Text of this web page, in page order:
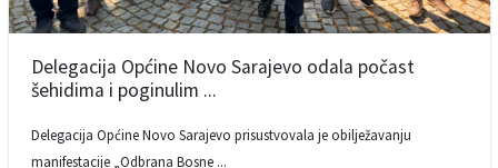
Delegacija Općine Novo Sarajevo odala počast
šehidima i poginulim ...
Delegacija Općine Novo Sarajevo prisustvovala je obilježavanju
manifestacije „Odbrana Bosne ...